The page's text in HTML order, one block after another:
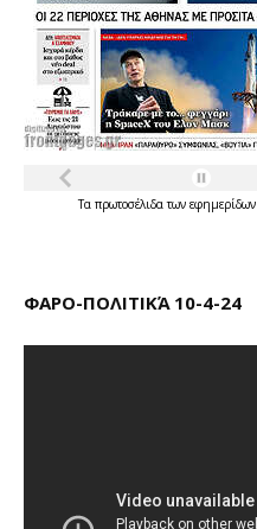
Τα πρωτοσέλιδατων εφημερίδων
ΦΑΡΟ-ΠΟΛΙΤΙΚΆ 10-4-24